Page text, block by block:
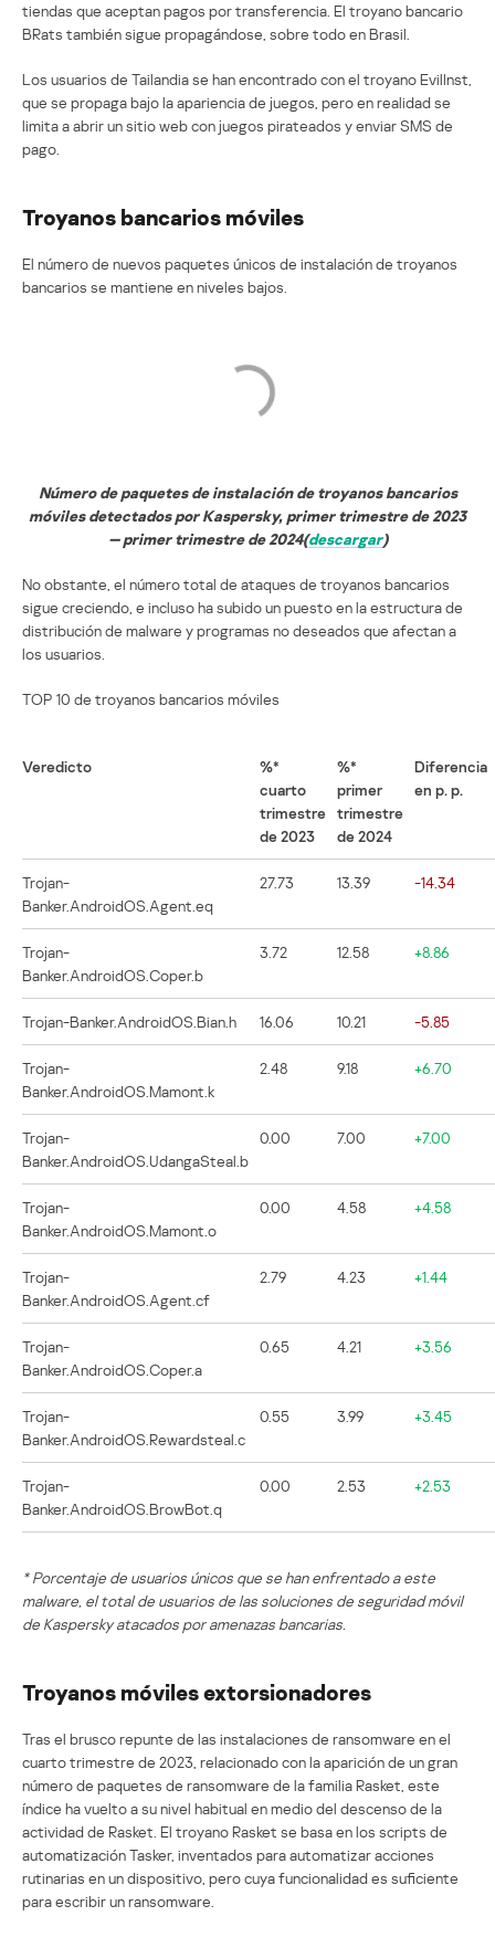
tiendas que aceptan pagos por transferencia. El troyano bancario
BRats también sigue propagándose, sobre todo en Brasil.
Los usuarios de Tailandia se han encontrado con el troyano EvilInst,
que se propaga bajo la apariencia de juegos, pero en realidad se
limita a abrir un sitio web con juegos pirateados y enviar SMS de
pago.
Troyanos bancarios móviles
El número de nuevos paquetes únicos de instalación de troyanos
bancarios se mantiene en niveles bajos.
Número de paquetes de instalación de troyanos bancarios
móviles detectados por Kaspersky, primer trimestre de 2023
— primer trimestre de 2024(descargar)
No obstante, el número total de ataques de troyanos bancarios
sigue creciendo, e incluso ha subido un puesto en la estructura de
distribución de malware y programas no deseados que afectan a
los usuarios.
TOP 10 de troyanos bancarios móviles
Veredicto
%*
cuarto
trimestre
de 2023
%*
primer
trimestre
de 2024
Diferencia
en p. p.
Trojan-
Banker.AndroidOS.Agent.eq
27.73 13.39 -14.34
Trojan-
Banker.AndroidOS.Coper.b
3.72 12.58 +8.86
Trojan-Banker.AndroidOS.Bian.h 16.06 10.21 -5.85
Trojan-
Banker.AndroidOS.Mamont.k
2.48 9.18 +6.70
Trojan-
Banker.AndroidOS.UdangaSteal.b
0.00 7.00 +7.00
Trojan-
Banker.AndroidOS.Mamont.o
0.00 4.58 +4.58
Trojan-
Banker.AndroidOS.Agent.cf
2.79 4.23 +1.44
Trojan-
Banker.AndroidOS.Coper.a
0.65 4.21 +3.56
Trojan-
Banker.AndroidOS.Rewardsteal.c
0.55 3.99 +3.45
Trojan-
Banker.AndroidOS.BrowBot.q
0.00 2.53 +2.53
* Porcentaje de usuarios únicos que se han enfrentado a este
malware, el total de usuarios de las soluciones de seguridad móvil
de Kaspersky atacados por amenazas bancarias.
Troyanos móviles extorsionadores
Tras el brusco repunte de las instalaciones de ransomware en el
cuarto trimestre de 2023, relacionado con la aparición de un gran
número de paquetes de ransomware de la familia Rasket, este
índice ha vuelto a su nivel habitual en medio del descenso de la
actividad de Rasket. El troyano Rasket se basa en los scripts de
automatización Tasker, inventados para automatizar acciones
rutinarias en un dispositivo, pero cuya funcionalidad es suficiente
para escribir un ransomware.